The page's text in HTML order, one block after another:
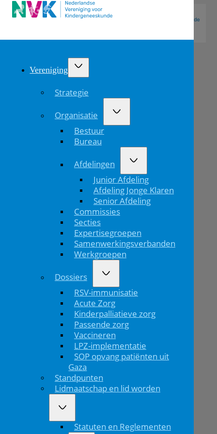
Vereniging
Strategie
Organisatie
Bestuur
Bureau
Afdelingen
Junior Afdeling
Afdeling Jonge Klaren
Senior Afdeling
Commissies
Secties
Expertisegroepen
Samenwerkingsverbanden
Werkgroepen
Dossiers
RSV-immunisatie
Acute Zorg
Kinderpalliatieve zorg
Passende zorg
Vaccineren
LPZ-implementatie
SOP opvang patiënten uit
Gaza
Standpunten
Lidmaatschap en lid worden
Statuten en Reglementen
afwijkingen
kinderen
traumatisch
hersenletsel